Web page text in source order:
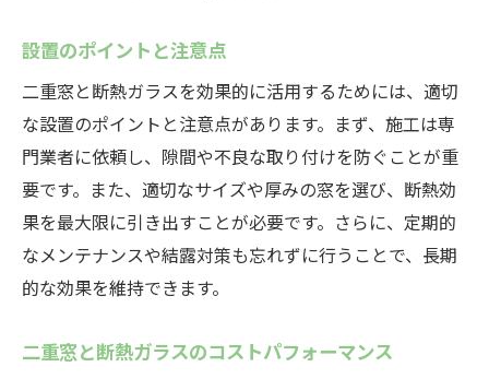
設置のポイントと注意点
二重窓と断熱ガラスを効果的に活用するためには、適切
な設置のポイントと注意点があります。まず、施工は専
門業者に依頼し、隙間や不良な取り付けを防ぐことが重
要です。また、適切なサイズや厚みの窓を選び、断熱効
果を最大限に引き出すことが必要です。さらに、定期的
なメンテナンスや結露対策も忘れずに行うことで、長期
的な効果を維持できます。
二重窓と断熱ガラスのコストパフォーマンス